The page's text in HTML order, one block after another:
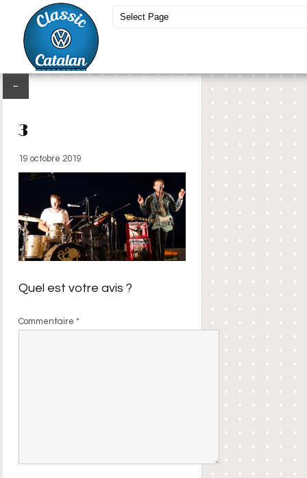
←
3
19 octobre 2019
Quel est votre avis ?
Commentaire*